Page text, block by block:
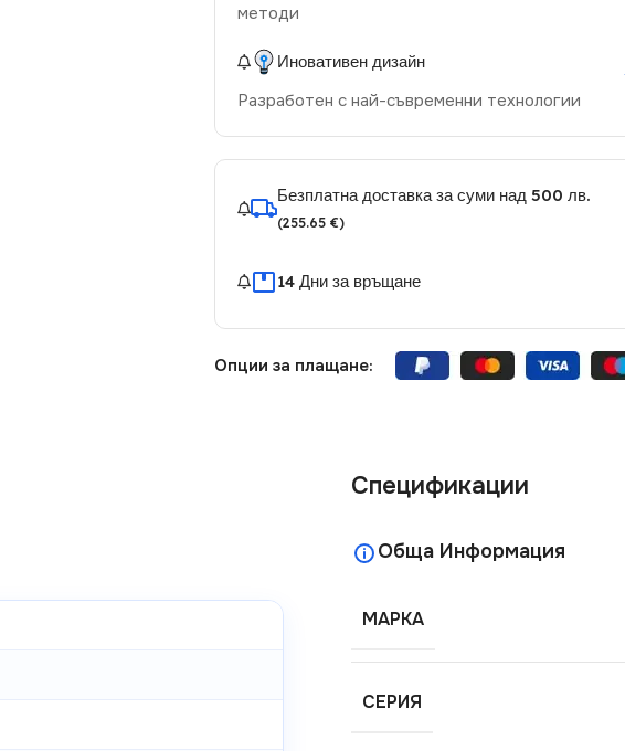
методи
Иновативен дизайн
Разработен с най-съвременни технологии
Безплатна доставка за суми над 500 лв.
(255.65 €)
14 Дни за връщане
Опции за плащане:
Спецификации
Обща Информация
МАРКА
СЕРИЯ